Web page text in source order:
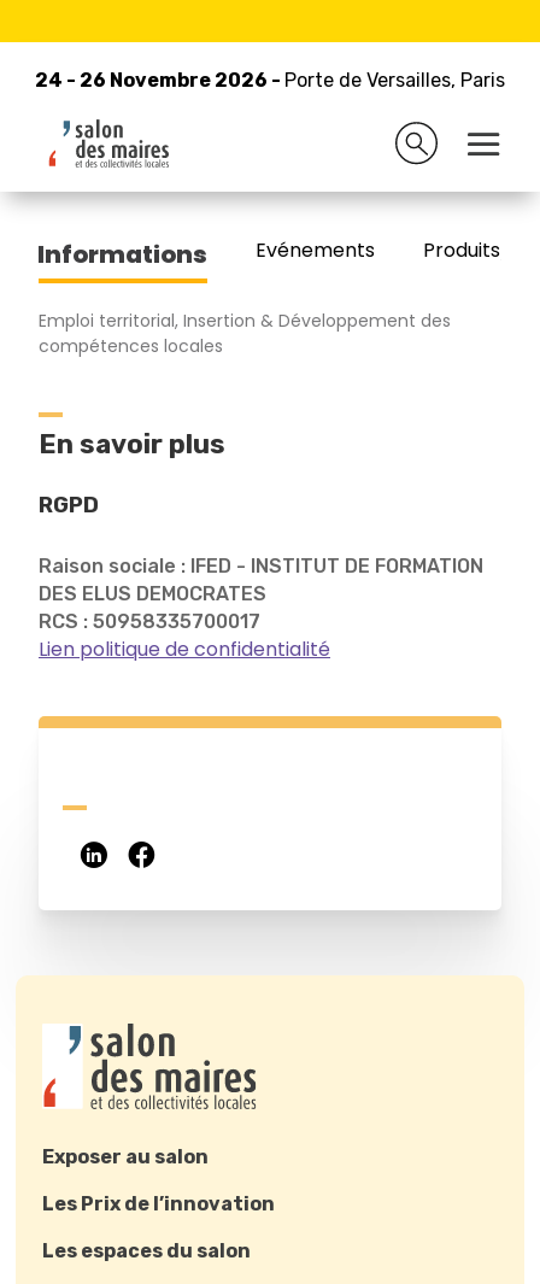
24 - 26 Novembre 2026 - Porte de Versailles, Paris
24 - 26 Novembre 2026 - Porte de Versailles, Paris
Retour à la liste des exposants
IFED
Informations Evénements Produits/
Emploi territorial, Insertion & Développement des
compétences locales
En savoir plus
RGPD
Raison sociale : IFED - INSTITUT DE FORMATION
DES ELUS DEMOCRATES
RCS : 50958335700017
Lien politique de confidentialité
Exposer au salon
Les Prix de l’innovation
Les espaces du salon